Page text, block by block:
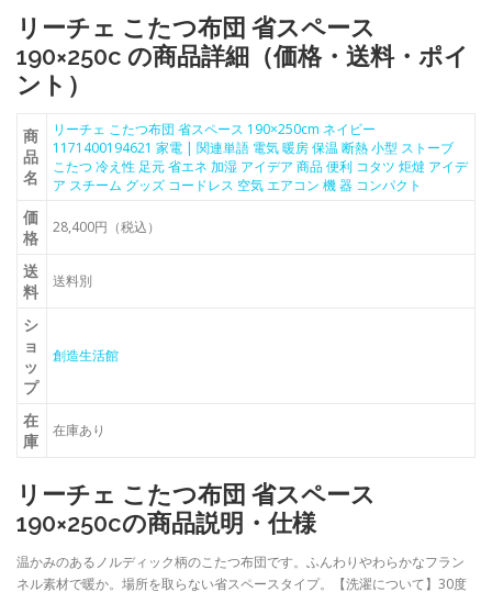
リーチェ こたつ布団 省スペース
190×250c の商品詳細（価格・送料・ポイ
ント）
商
品
名
リーチェ こたつ布団 省スペース 190×250cm ネイビー
1171400194621 家電 | 関連単語 電気 暖房 保温 断熱 小型 ストーブ
こたつ 冷え性 足元 省エネ 加湿 アイデア 商品 便利 コタツ 炬燵 アイデ
ア スチーム グッズ コードレス 空気 エアコン 機 器 コンパクト
価
格
28,400円（税込）
送
料
送料別
シ
ョ
ッ
プ
創造生活館
在
庫
在庫あり
リーチェ こたつ布団 省スペース
190×250cの商品説明・仕様
温かみのあるノルディック柄のこたつ布団です。ふんわりやわらかなフラン
ネル素材で暖か。場所を取らない省スペースタイプ。【洗濯について】30度